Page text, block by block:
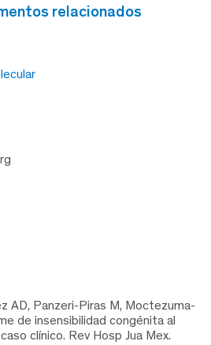
AD, Panzeri-Piras M, Moctezuma-
de insensibilidad congénita al
clínico. Rev Hosp Jua Mex.